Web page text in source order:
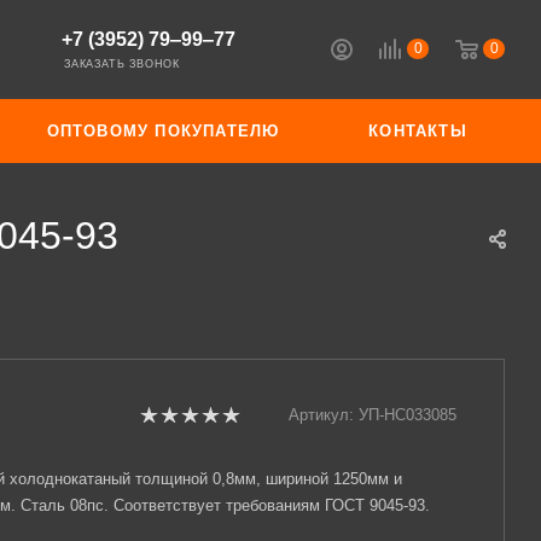
0 0
+7 (3952) 79‒99‒77
ЗАКАЗАТЬ ЗВОНОК
ОПТОВОМУ ПОКУПАТЕЛЮ КОНТАКТЫ
93
Артикул: УП-НС033085
холоднокатаный толщиной 0,8мм, шириной 1250мм и
Сталь 08пс. Соответствует требованиям ГОСТ 9045-93.